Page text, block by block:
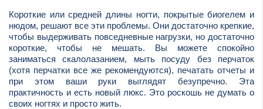
Короткие или средней длины ногти, покрытые биогелем и
нюдом, решают все эти проблемы. Они достаточно крепкие,
чтобы выдерживать повседневные нагрузки, но достаточно
короткие, чтобы не мешать. Вы можете спокойно
заниматься скалолазанием, мыть посуду без перчаток
(хотя перчатки все же рекомендуются), печатать отчеты и
при этом ваши руки выглядят безупречно. Эта
практичность и есть новый люкс. Это роскошь не думать о
своих ногтях и просто жить.